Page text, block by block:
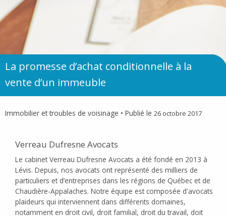
La promesse d’achat conditionnelle à la
vente d’un immeuble
Immobilier et troubles de voisinage • Publié le 26 octobre 2017
Verreau Dufresne Avocats
Le cabinet Verreau Dufresne Avocats a été fondé en 2013 à
Lévis. Depuis, nos avocats ont représenté des milliers de
particuliers et d’entreprises dans les régions de Québec et de
Chaudière-Appalaches. Notre équipe est composée d'avocats
plaideurs qui interviennent dans différents domaines,
notamment en droit civil, droit familial, droit du travail, doit